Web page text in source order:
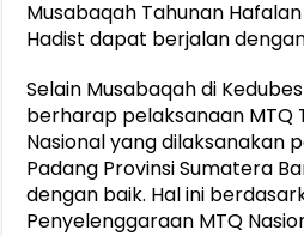
Musabaqah Tahunan
Hadist dapat berjalan dengan
Selain Musabaqah di
berharap pelaksanaan MTQ
Nasional yang dilaksanakan
Padang Provinsi Sumatera
dengan baik. Hal ini
Penyelenggaraan MTQ